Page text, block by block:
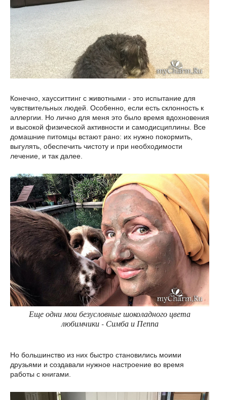
Конечно, хаусситтинг с животными - это испытание для
чувствительных людей. Особенно, если есть склонность к
аллергии. Но лично для меня это было время вдохновения
и высокой физической активности и самодисциплины. Все
домашние питомцы встают рано: их нужно покормить,
выгулять, обеспечить чистоту и при необходимости
лечение, и так далее.
Еще одни мои безусловные шоколадного цвета
любимчики - Симба и Пеппа
Но большинство из них быстро становились моими
друзьями и создавали нужное настроение во время
работы с книгами.